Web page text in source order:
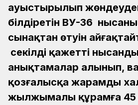
ауыстырылып
білдіретін ВУ-36
сынақтан өтуін
секілді қажетті
анықтамалар алынып,
қозғалысқа жарамды
жылжымалы құрамға 45